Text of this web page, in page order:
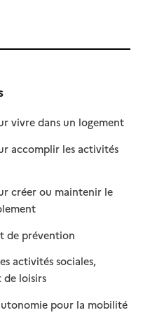
vivre dans un logement
:
: non
accomplir les activités
créer ou maintenir le
: disponible
: non disponible
de prévention: disponible
: non disponible
activités sociales,
de loisirs: disponible
: non disponible
pour la mobilité